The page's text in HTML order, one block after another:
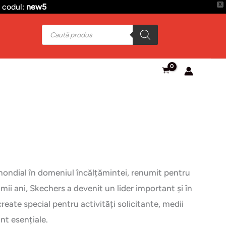
X
codul: new5
Products
search
în domeniul încălțămintei, renumit pentru
ani, Skechers a devenit un lider important și în
special pentru activități solicitante, medii
esențiale.